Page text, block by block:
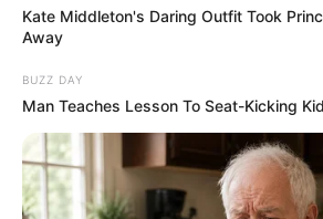
Kate Middleton's Daring Outfit Took
Away
BUZZ DAY
Man Teaches Lesson To Seat-Kicking